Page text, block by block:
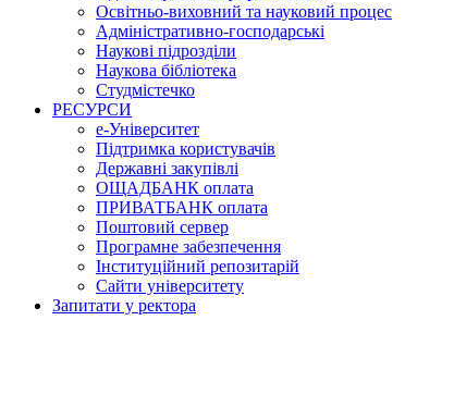
Освітньо-виховний та науковий процес
Адміністративно-господарські
Наукові підрозділи
Наукова бібліотека
Студмістечко
РЕСУРСИ
е-Університет
Підтримка користувачів
Державні закупівлі
ОЩАДБАНК оплата
ПРИВАТБАНК оплата
Поштовий сервер
Програмне забезпечення
Інституційний репозитарій
Сайти університету
Запитати у ректора